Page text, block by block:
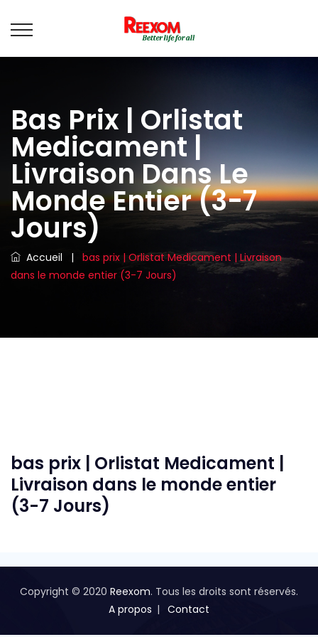
Bas Prix | Orlistat
Medicament |
Livraison Dans Le
Monde Entier (3-7
Jours)
Accueil |
bas prix | Orlistat Medicament | Livraison
dans le monde entier (3-7 Jours)
bas prix | Orlistat Medicament |
Livraison dans le monde entier
(3-7 Jours)
Copyright © 2020 Reexom. Tous les droits sont réservés.
A propos
Contact